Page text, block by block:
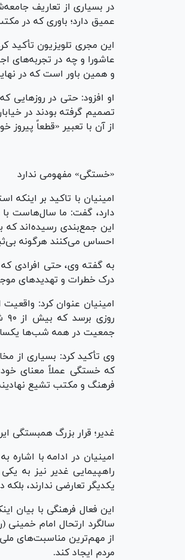
در بسیاری از تعاریف
عمیق دارد؛ باوری که در
این مجری تلویزیون تأکید
عاشورا و چه در تجربه‌های
و همین باور است که در
او افزود: حتی در
تصمیم گرفته بودند در
از آن با تعبیر «قطعاً
«خستگی» مفهومی ندارد
امینیان با تاکید بر
دارد، گفت: ما سال‌هاست با
این جمع‌بندی رسیده‌اند که
احساس می‌کنند هرگونه
به گفته وی، حتی افرادی
درک خطرات و تهدیدهای
امینیان عنوان کرد:
جمعیت در همه شب‌ها
وی تأکید کرد: بسیاری از
که خستگی عملاً معنای
فرهنگ و مکتب تشیع
غدیر؛ قرار بزرگ همبستگی
راهپیمایی غدیر نیز به
یکدیگر تعارضی ندارند،
این فعال فرهنگی با بیان
از مهم‌ترین مناسبت‌های
مردم ایجاد کند.